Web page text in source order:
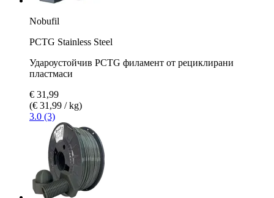
Nobufil
PCTG Stainless Steel
Удароустойчив PCTG филамент от рециклирани
пластмаси
€ 31,99
(€ 31,99 / kg)
3.0 (3)